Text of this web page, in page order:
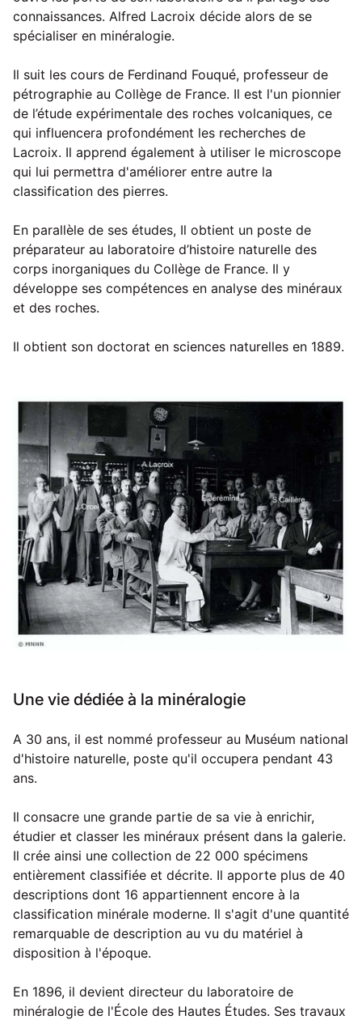
connaissances. Alfred Lacroix décide alors de se
spécialiser en minéralogie.
Il suit les cours de Ferdinand Fouqué, professeur de
pétrographie au Collège de France. Il est l'un pionnier
de l’étude expérimentale des roches volcaniques, ce
qui influencera profondément les recherches de
Lacroix. Il apprend également à utiliser le microscope
qui lui permettra d'améliorer entre autre la
classification des pierres.
En parallèle de ses études, Il obtient un poste de
préparateur au laboratoire d’histoire naturelle des
corps inorganiques du Collège de France. Il y
développe ses compétences en analyse des minéraux
et des roches.
Il obtient son doctorat en sciences naturelles en 1889.
Une vie dédiée à la minéralogie
A 30 ans, il est nommé professeur au Muséum national
d'histoire naturelle, poste qu'il occupera pendant 43
ans.
Il consacre une grande partie de sa vie à enrichir,
étudier et classer les minéraux présent dans la galerie.
Il crée ainsi une collection de 22 000 spécimens
entièrement classifiée et décrite. Il apporte plus de 40
descriptions dont 16 appartiennent encore à la
classification minérale moderne. Il s'agit d'une quantité
remarquable de description au vu du matériel à
disposition à l'époque.
En 1896, il devient directeur du laboratoire de
minéralogie de l'École des Hautes Études. Ses travaux